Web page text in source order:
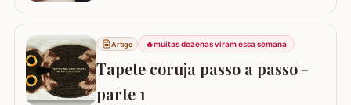
Artigo 🔥muitas dezenas viram essa semana
Tapete coruja passo a passo -
parte 1